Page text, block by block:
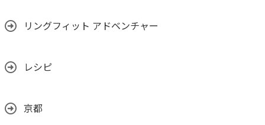
リングフィット アドベンチャー
レシピ
京都